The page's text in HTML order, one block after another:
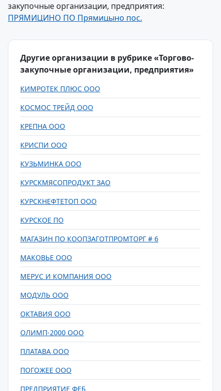
закупочные организации, предприятия:
ПРЯМИЦИНО ПО Прямицыно пос.
Другие организации в рубрике «Торгово-
закупочные организации, предприятия»
КИМРОТЕК ПЛЮС ООО
КОСМОС ТРЕЙД ООО
КРЕПНА ООО
КРИСПИ ООО
КУЗЬМИНКА ООО
КУРСКМЯСОПРОДУКТ ЗАО
КУРСКНЕФТЕТОП ООО
КУРСКОЕ ПО
МАГАЗИН ПО КООПЗАГОТПРОМТОРГ # 6
МАКОВЬЕ ООО
МЕРУС И КОМПАНИЯ ООО
МОДУЛЬ ООО
ОКТАВИЯ ООО
ОЛИМП-2000 ООО
ПЛАТАВА ООО
ПОГОЖЕЕ ООО
ПРЕДПРИЯТИЕ ФЕБ